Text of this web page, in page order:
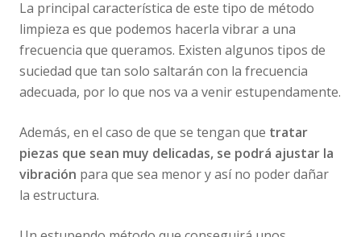
La principal característica de este tipo de método
limpieza es que podemos hacerla vibrar a una
frecuencia que queramos. Existen algunos tipos de
suciedad que tan solo saltarán con la frecuencia
adecuada, por lo que nos va a venir estupendamente.
Además, en el caso de que se tengan que tratar
piezas que sean muy delicadas, se podrá ajustar la
vibración para que sea menor y así no poder dañar
la estructura.